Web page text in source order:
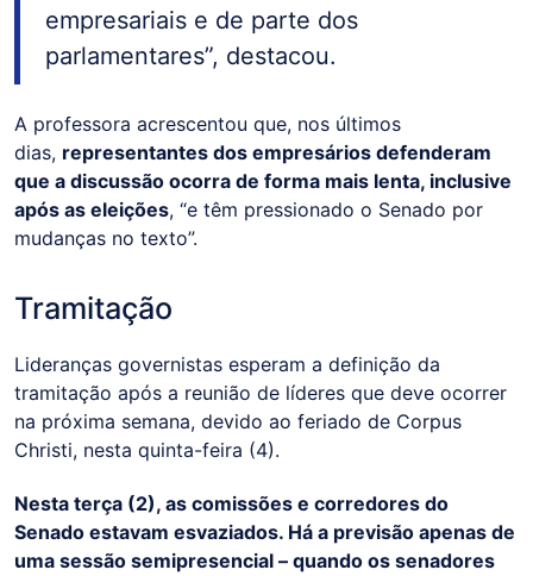
empresariais e de parte dos
parlamentares”, destacou.
A professora acrescentou que, nos últimos
dias, representantes dos empresários defenderam
que a discussão ocorra de forma mais lenta, inclusive
após as eleições, “e têm pressionado o Senado por
mudanças no texto”.
Tramitação
Lideranças governistas esperam a definição da
tramitação após a reunião de líderes que deve ocorrer
na próxima semana, devido ao feriado de Corpus
Christi, nesta quinta-feira (4).
Nesta terça (2), as comissões e corredores do
Senado estavam esvaziados. Há a previsão apenas de
uma sessão semipresencial – quando os senadores